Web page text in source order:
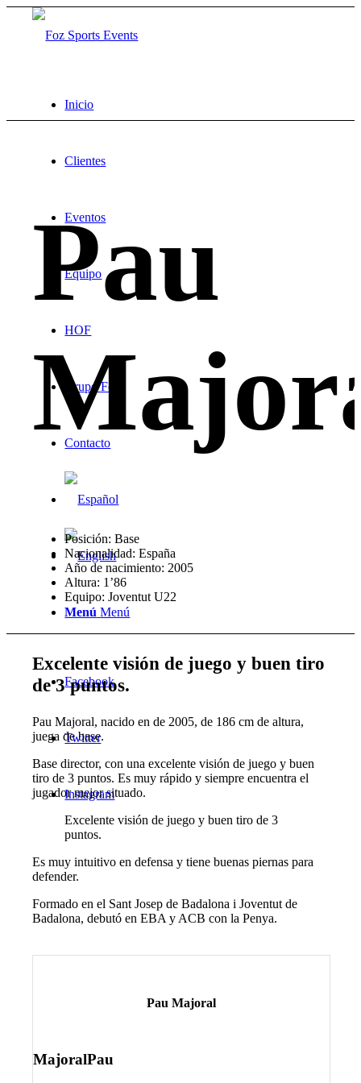
Inicio
Clientes
Eventos
Equipo
HOF
Grupo Foz
Contacto
Menú Menú
Facebook
Twitter
Instagram
Pau
Posición: Base
Nacionalidad: España
Año de nacimiento: 2005
Altura: 1’86
Equipo: Joventut U22
Excelente visión de juego y buen tiro
de 3 puntos.
Pau Majoral, nacido en de 2005, de 186 cm de altura,
juega de base.
Base director, con una excelente visión de juego y buen
tiro de 3 puntos. Es muy rápido y siempre encuentra el
jugador mejor situado.
Excelente visión de juego y buen tiro de 3
puntos.
Es muy intuitivo en defensa y tiene buenas piernas para
defender.
Formado en el Sant Josep de Badalona i Joventut de
Badalona, debutó en EBA y ACB con la Penya.
Pau Majoral
MajoralPau